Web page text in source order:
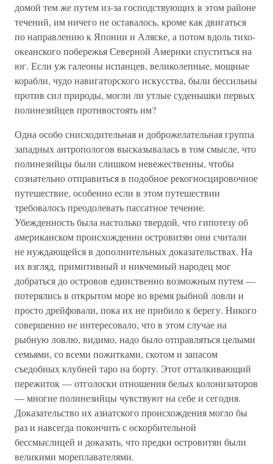
домой тем же путем из-за господствующих в этом районе
течений, им ничего не оставалось, кроме как двигаться
по направлению к Японии и Аляске, а потом вдоль тихо­
океанского побережья Северной Америки спуститься на
юг. Если уж галеоны испанцев, великолепные, мощные
корабли, чудо навигаторского искусства, были бессильны
против сил природы, могли ли утлые суденышки первых
полинезийцев противостоять им?
Одна особо снисходительная и доброжелательная группа
западных антропологов высказывалась в том смысле, что
полинезийцы были слишком невежественны, чтобы
сознательно отправиться в подобное рекогносцировочное
путешествие, особенно если в этом путешествии
требовалось преодолевать пассатное течение.
Убежденность была настолько твердой, что гипотезу об
американском происхождении островитян они считали
не нуждающейся в дополнительных доказательствах. На
их взгляд, примитивный и никчемный народец мог
добраться до островов единственно возможным путем —
потерялись в открытом море во время рыбной ловли и
просто дрейфовали, пока их не прибило к берегу. Никого
совершенно не интересовало, что в этом случае на
рыбную ловлю, видимо, надо было отправляться целыми
семьями, со всеми пожитками, скотом и запасом
съедобных клубней таро на борту. Этот отталкивающий
пережиток — отголоски отношения белых колонизаторов
— многие полинезийцы чувствуют на себе и сегодня.
Доказательство их азиатского происхождения могло бы
раз и навсегда покончить с оскорбительной
бессмыслицей и доказать, что предки островитян были
великими мореплавателями.